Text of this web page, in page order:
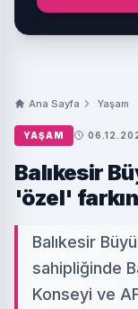
Ana Sayfa Yaşam
YAŞAM
Balıkesir
'özel'
Balıkesir
sahipliğinde
Konseyi ve